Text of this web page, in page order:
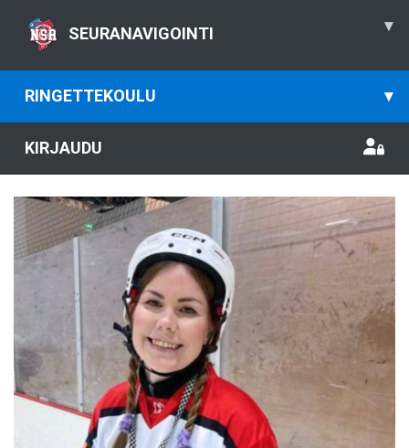
SEURANAVIGOINTI ▾
RINGETTEKOULU ▾
KIRJAUDU